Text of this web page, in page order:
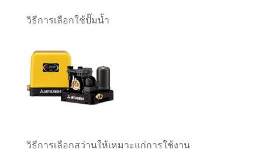
วิธีการเลือกใช้ปั๊มน้ำ
วิธีการเลือกสว่านให้เหมาะแก่การใช้งาน